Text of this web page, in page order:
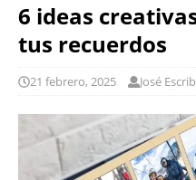
6 ideas
tus recuerdos
21 febrero, 2025 José